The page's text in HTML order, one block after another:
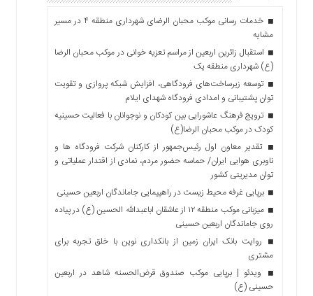
خدمات رسانی موکب محبان الرضای شهرداری منطقه ۴ در مسیر
مشایه
استقبال زائرین اربعین از مراسم تعزیه خوانی در موکب محبان الرضا
(ع) شهرداری منطقه یک
توسعه زیرساخت‌های فرودگاهی، افزایش شبکه پروازی و تقویت
توان پشتیبانی و امدادی فرودگاه شهدای ایلام
ترویج فرهنگ عاشورایی بین کودکان و نوجوانان با فعالیت حسینیه
کودک در موکب محبان الرضا(ع)
تقدیر معاون اول رئیس‌جمهور از کارکنان شرکت فرودگاه ها و
ناوبری هوایی ایران/ حماسه حضور مردم، نمادی از اقتدار عملیاتی و
توان مدیریتی کشور
برپایی غرفه محیط زیست در راهپیمایی جاماندگان اربعین حسینی
میزبانی موکب منطقه ۱۲ از عاشقان اباعبدالله الحسین (ع) در پیاده
روی جاماندگان اربعین حسینی
روایت بانک ایران زمین از بانکداری نوین با خلق تجربه برای
مشتری
ویدئو | برپایی موکب صندوق قرض‌الحسنه شاهد در اربعین
حسینی (ع)